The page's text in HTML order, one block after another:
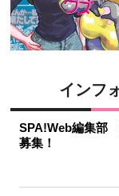
インフ
SPA!Web編集部
募集！